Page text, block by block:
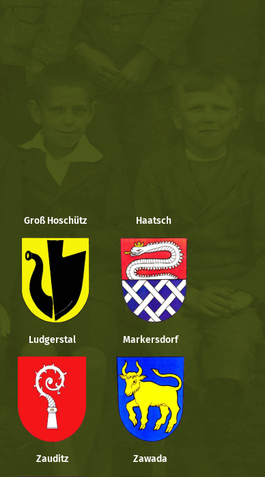
Groß Hoschütz Haatsch
Ludgerstal Markersdorf
Zauditz Zawada